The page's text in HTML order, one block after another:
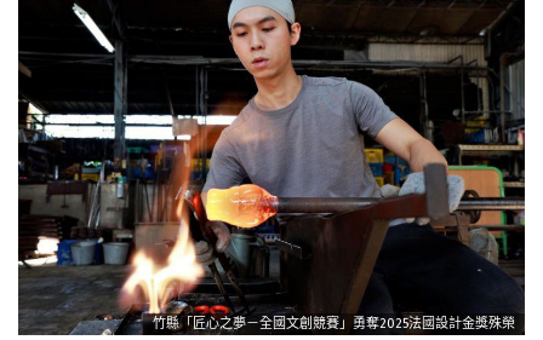
竹縣「匠心之夢－全國文創競賽」勇奪2025法國設計金獎殊榮